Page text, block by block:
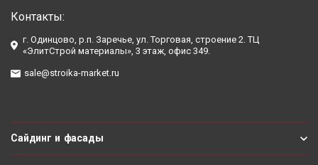
Контакты:
г. Одинцово, р.п. Заречье, ул. Торговая, строение 2. ТЦ
«ЭлитСтрой материалы», 3 этаж, офис 349.
sale@stroika-market.ru
Сайдинг и фасады